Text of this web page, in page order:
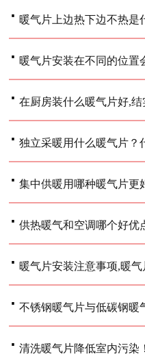
· 暖气片上边热下边不热是
· 暖气片安装在不同的位置
· 在厨房装什么暖气片好,
· 独立采暖用什么暖气片？
· 集中供暖用哪种暖气片更
· 供热暖气和空调哪个好优
· 暖气片安装注意事项,暖
· 不锈钢暖气片与低碳钢暖
· 清洗暖气片降低室内污染！